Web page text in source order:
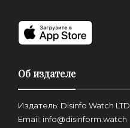
Об издателе
Издатель: Disinfo Watch LTD
Email: info@disinform.watch